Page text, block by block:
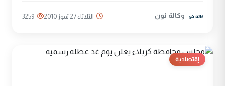
وكالة نون الثلاثاء 27 تموز 2010 3259
إقتصادية